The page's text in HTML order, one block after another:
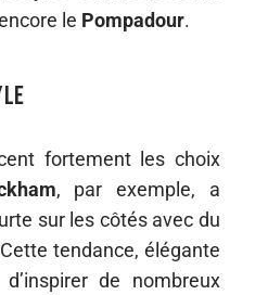
le Pompadour.
fortement les choix
, par exemple, a
sur les côtés avec du
tendance, élégante
de nombreux